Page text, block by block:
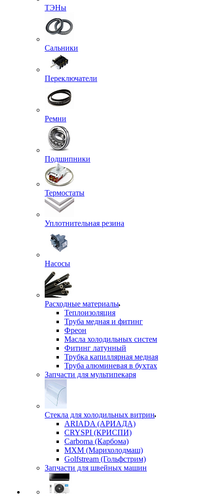
ТЭНы
Сальники
Переключатели
Ремни
Подшипники
Термостаты
Уплотнительная резина
Насосы
Расходные материалы
Теплоизоляция
Труба медная и фитинг
Фреон
Масла холодильных систем
Фитинг латунный
Трубка капиллярная медная
Труба алюминевая в бухтах
Запчасти для мультипекаря
Стекла для холодильных витрин
ARIADA (АРИАДА)
CRYSPI (КРИСПИ)
Carboma (Карбома)
MXM (Марихолодмаш)
Golfstream (Гольфстрим)
Запчасти для швейных машин